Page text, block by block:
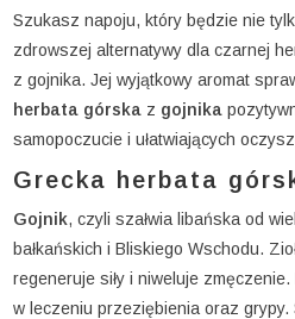
Szukasz napoju, który będzie nie
zdrowszej alternatywy dla czarnej
z gojnika. Jej wyjątkowy aromat
herbata górska z gojnika
samopoczucie i ułatwiających
Grecka herbata
Gojnik, czyli szałwia libańska od
bałkańskich i Bliskiego Wschodu.
regeneruje siły i niweluje
w leczeniu przeziębienia oraz grypy.